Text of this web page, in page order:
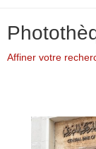
Affiner votre